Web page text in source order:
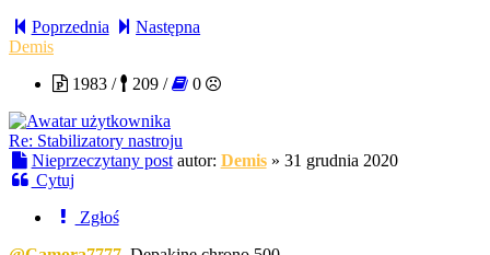
Poprzednia
Następna
Demis
1983 /
209 / 0
Re: Stabilizatory nastroju
Nieprzeczytany post autor: Demis» 31 grudnia 2020
Cytuj
Zgłoś